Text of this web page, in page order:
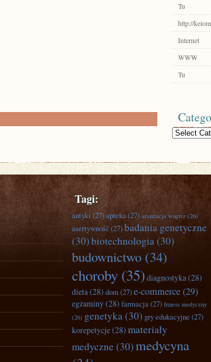
Tu
http://
Internet
WWW
Tu
Categories
Tagi:
antyki(27)apteka(27) aranżacja wnętrz (26)
asertywność (27)badania genetyczne
(30)biotechnologia(30)
budownictwo (34)
choroby (35) diagnostyka(28)
dieta(28) dom(27)e-commerce(29)
egzaminy(28) farmacja(27) fitness medyczny
(26) genetyka(30) gry edukacyjne (27)
korepetycje(28) materiały
medyczne (30)medycyna